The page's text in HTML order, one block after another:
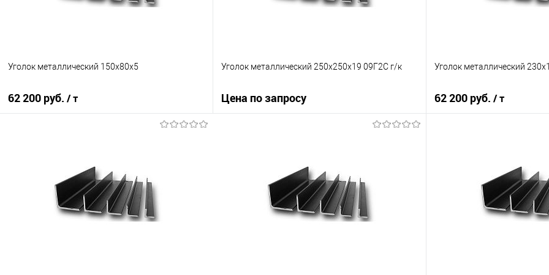
Уголок металлический 150х80х5
62 200 руб. / т
Купить в 1 клик
Сравнение
В избранное
Под заказ
Уголок металлический 250х250х19 09Г2С г/к
Цена по запросу
Купить в 1 клик
Сравнение
В избранное
Под заказ
Уголок металлический
62 200 руб. / т
Купить в 1 клик
В избранное